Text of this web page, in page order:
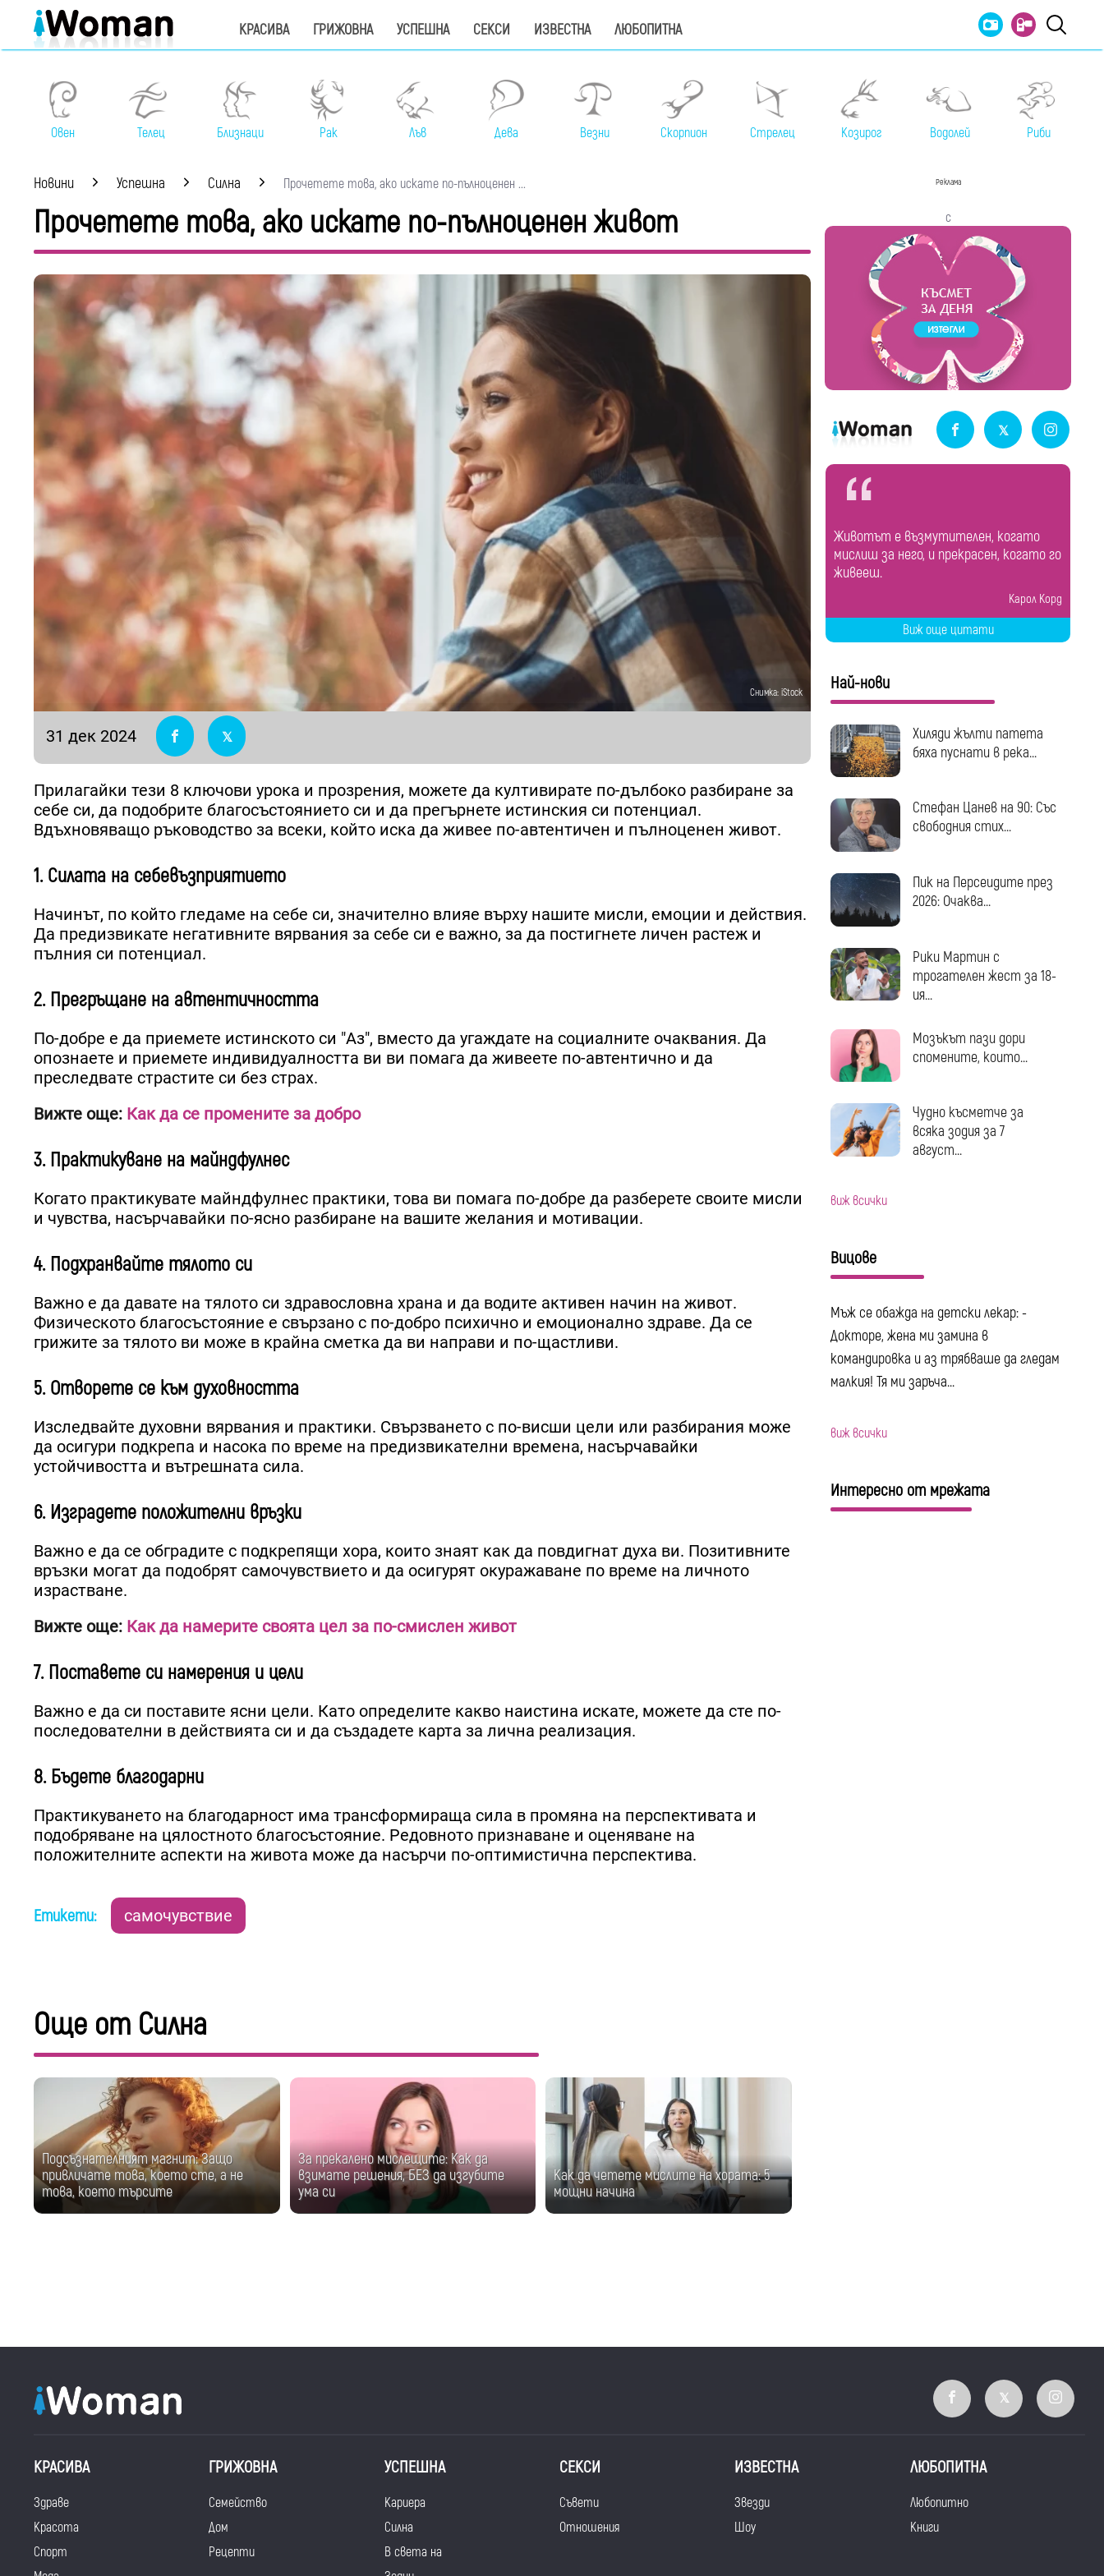
КРАСИВА ГРИЖОВНА УСПЕШНА СЕКСИ ИЗВЕСТНА ЛЮБОПИТНА
Овен Телец Близнаци Рак Лъв Дева Везни Скорпион Стрелец Козирог Водолей Риби
Новини Успешна Силна Прочетете това, ако искате по-пълноценен ...
Прочетете това, ако искате по-пълноценен живот
Снимка: iStock
31 дек 2024
Прилагайки тези 8 ключови урока и прозрения, можете да култивирате по-дълбоко разбиране за
себе си, да подобрите благосъстоянието си и да прегърнете истинския си потенциал.
Вдъхновяващо ръководство за всеки, който иска да живее по-автентичен и пълноценен живот.
1. Силата на себевъзприятието
Начинът, по който гледаме на себе си, значително влияе върху нашите мисли, емоции и действия.
Да предизвикате негативните вярвания за себе си е важно, за да постигнете личен растеж и
пълния си потенциал.
2. Прегръщане на автентичността
По-добре е да приемете истинското си "Аз", вместо да угаждате на социалните очаквания. Да
опознаете и приемете индивидуалността ви ви помага да живеете по-автентично и да
преследвате страстите си без страх.
Вижте още: Как да се промените за добро
3. Практикуване на майндфулнес
Когато практикувате майндфулнес практики, това ви помага по-добре да разберете своите мисли
и чувства, насърчавайки по-ясно разбиране на вашите желания и мотивации.
4. Подхранвайте тялото си
Важно е да давате на тялото си здравословна храна и да водите активен начин на живот.
Физическото благосъстояние е свързано с по-добро психично и емоционално здраве. Да се
грижите за тялото ви може в крайна сметка да ви направи и по-щастливи.
5. Отворете се към духовността
Изследвайте духовни вярвания и практики. Свързването с по-висши цели или разбирания може
да осигури подкрепа и насока по време на предизвикателни времена, насърчавайки
устойчивостта и вътрешната сила.
6. Изградете положителни връзки
Важно е да се обградите с подкрепящи хора, които знаят как да повдигнат духа ви. Позитивните
връзки могат да подобрят самочувствието и да осигурят окуражаване по време на личното
израстване.
Вижте още: Как да намерите своята цел за по-смислен живот
7. Поставете си намерения и цели
Важно е да си поставите ясни цели. Като определите какво наистина искате, можете да сте по-
последователни в действията си и да създадете карта за лична реализация.
8. Бъдете благодарни
Практикуването на благодарност има трансформираща сила в промяна на перспективата и
подобряване на цялостното благосъстояние. Редовното признаване и оценяване на
положителните аспекти на живота може да насърчи по-оптимистична перспектива.
Етикети: самочувствие
Още от Силна
Подсъзнателният магнит: Защо
привличате това, което сте, а не
това, което търсите
За прекалено мислещите: Как да
взимате решения, БЕЗ да изгубите
ума си
Как да четете мислите на хората: 5
мощни начина
Реклама
с
Животът е възмутителен, когато
мислиш за него, и прекрасен, когато го
живееш.
Карол Корд
Виж още цитати
Най-нови
Хиляди жълти патета
бяха пуснати в река...
Стефан Цанев на 90: Със
свободния стих...
Пик на Персеидите през
2026: Очаква...
Рики Мартин с
трогателен жест за 18-
ия...
Мозъкът пази дори
спомените, които...
Чудно късметче за
всяка зодия за 7
август...
виж всички
Вицове
Мъж се обажда на детски лекар: -
Докторе, жена ми замина в
командировка и аз трябваше да гледам
малкия! Тя ми заръча...
виж всички
Интересно от мрежата
КРАСИВА
Здраве
Красота
Спорт
ГРИЖОВНА
Семейство
Дом
Рецепти
УСПЕШНА
Кариера
Силна
В света на
СЕКСИ
Съвети
Отношения
ИЗВЕСТНА
Звезди
Шоу
ЛЮБОПИТНА
Любопитно
Книги